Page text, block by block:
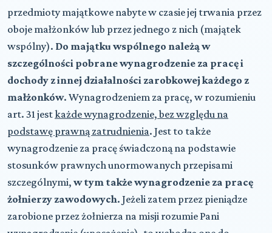
przedmioty majątkowe nabyte w czasie jej trwania przez
oboje małżonków lub przez jednego z nich (majątek
wspólny). Do majątku wspólnego należą w
szczególności pobrane wynagrodzenie za pracę i
dochody z innej działalności zarobkowej każdego z
małżonków. Wynagrodzeniem za pracę, w rozumieniu
art. 31 jestkażde wynagrodzenie, bez względu na
podstawę prawną zatrudnienia. Jest to także
wynagrodzenie za pracę świadczoną na podstawie
stosunków prawnych unormowanych przepisami
szczególnymi, w tym także wynagrodzenie za pracę
żołnierzy zawodowych. Jeżeli zatem przez pieniądze
zarobione przez żołnierza na misji rozumie Pani